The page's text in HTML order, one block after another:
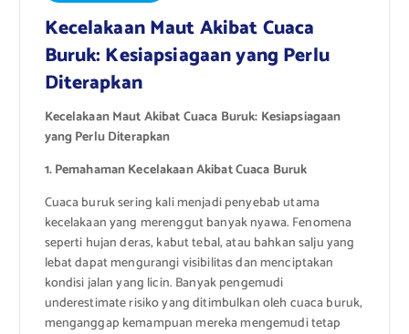
Kecelakaan Maut Akibat Cuaca
Buruk: Kesiapsiagaan yang Perlu
Diterapkan
Kecelakaan Maut Akibat Cuaca Buruk: Kesiapsiagaan
yang Perlu Diterapkan
1. Pemahaman Kecelakaan Akibat Cuaca Buruk
Cuaca buruk sering kali menjadi penyebab utama
kecelakaan yang merenggut banyak nyawa. Fenomena
seperti hujan deras, kabut tebal, atau bahkan salju yang
lebat dapat mengurangi visibilitas dan menciptakan
kondisi jalan yang licin. Banyak pengemudi
underestimate risiko yang ditimbulkan oleh cuaca buruk,
menganggap kemampuan mereka mengemudi tetap